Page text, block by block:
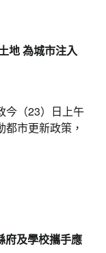
地 為城市注入
今（23）日上午
市更新政策，
及學校攜手應